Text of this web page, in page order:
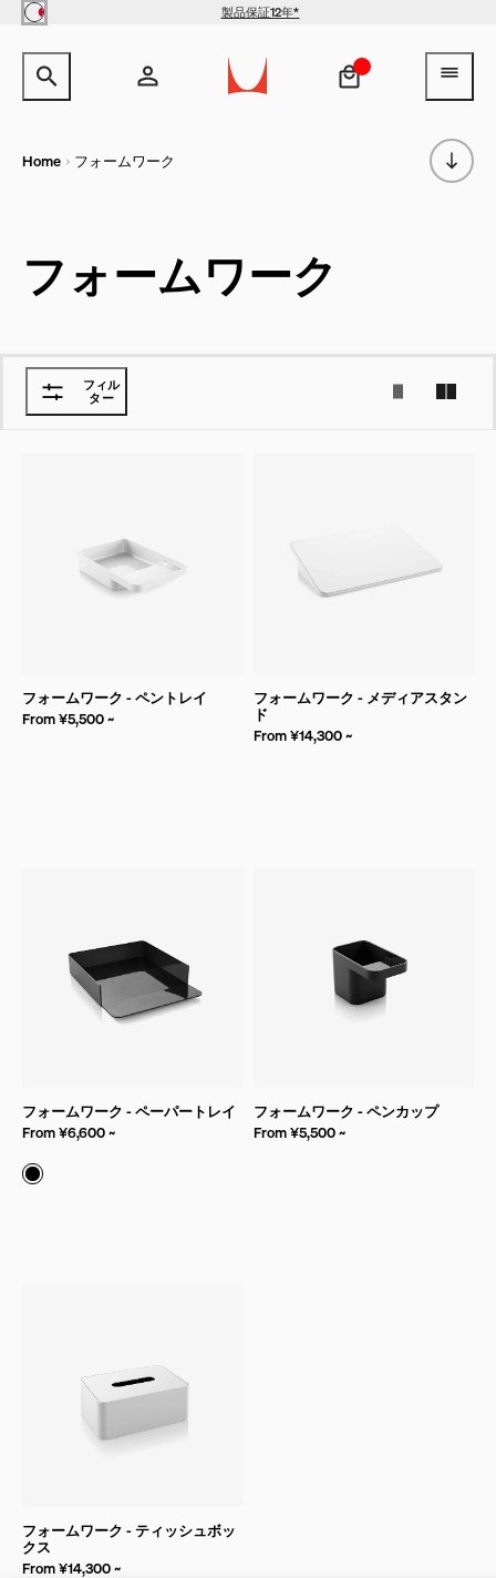
Skip to main content 製品保証12年*
サイト内検索のためのテキストを入力してください。
ヘッダー検索ボックスをオープン
アカウント
Home フォームワーク
フォームワーク
フィル
ター
フォームワーク - ペントレイ
From ¥5,500 ~
フォームワーク - メディアスタン
ド
From ¥14,300 ~
フォームワーク - ペーパートレイ
From ¥6,600 ~
オニキス
フォームワーク - ペンカップ
From ¥5,500 ~
フォームワーク - ティッシュボッ
クス
From ¥14,300 ~